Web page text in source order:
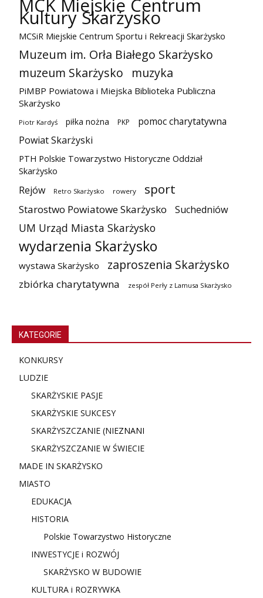
MCK Miejskie Centrum
Kultury Skarżysko
MCSiR Miejskie Centrum Sportu i Rekreacji Skarżysko
Muzeum im. Orła Białego Skarżysko
muzeum Skarżysko
muzyka
PiMBP Powiatowa i Miejska Biblioteka Publiczna
Skarżysko
Piotr Kardyś piłka nożna PKP
pomoc charytatywna
Powiat Skarżyski
PTH Polskie Towarzystwo Historyczne Oddział
Skarżysko
Rejów Retro Skarżysko rowery sport
Starostwo Powiatowe Skarżysko Suchedniów
UM Urząd Miasta Skarżysko
wydarzenia Skarżysko
wystawa Skarżysko zaproszenia Skarżysko
zbiórka charytatywna zespół Perły z Lamusa Skarżysko
KATEGORIE
KONKURSY
LUDZIE
SKARŻYSKIE PASJE
SKARŻYSKIE SUKCESY
SKARŻYSZCZANIE (NIEZNANI
SKARŻYSZCZANIE W ŚWIECIE
MADE IN SKARŻYSKO
MIASTO
EDUKACJA
HISTORIA
Polskie Towarzystwo Historyczne
INWESTYCJE i ROZWÓJ
SKARŻYSKO W BUDOWIE
KULTURA i ROZRYWKA